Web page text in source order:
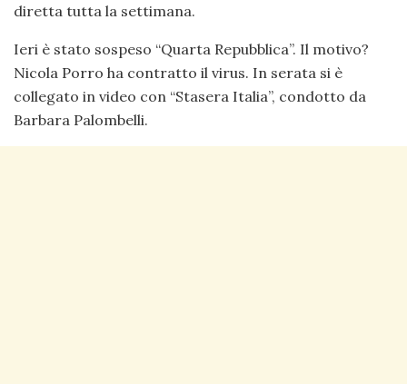
diretta tutta la settimana.
Ieri è stato sospeso “Quarta Repubblica”. Il motivo?
Nicola Porro ha contratto il virus. In serata si è
collegato in video con “Stasera Italia”, condotto da
Barbara Palombelli.